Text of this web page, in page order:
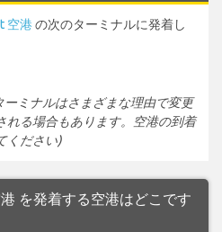
空港の次のターミナルに発着し
ミナルはさまざまな理由で変更
れる場合もあります。空港の到着
ください)
を発着する空港はどこです